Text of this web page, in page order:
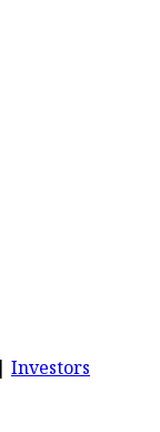
Investors